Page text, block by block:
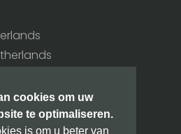
cookies om uw
te optimaliseren.
is om u beter van